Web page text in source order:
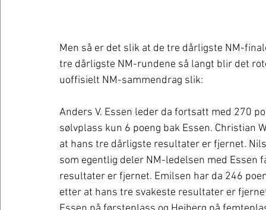
Men så er det slik at de tre dårligste NM-
tre dårligste NM-rundene så langt blir det
uoffisielt NM-sammendrag slik:
Anders V. Essen leder da fortsatt med 270
sølvplass kun 6 poeng bak Essen.
at hans tre dårligste resultater er fjernet.
som egentlig deler NM-ledelsen med
resultater er fjernet. Emilsen har da 246
etter at hans tre svakeste resultater er